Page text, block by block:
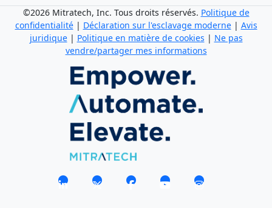
©2026 Mitratech, Inc. Tous droits réservés. Politique de
confidentialité| Déclaration sur l'esclavage moderne| Avis
juridique| Politique en matière de cookies | Ne pas
vendre/partager mes informations